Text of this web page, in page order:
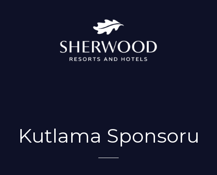
Kutlama Sponsoru